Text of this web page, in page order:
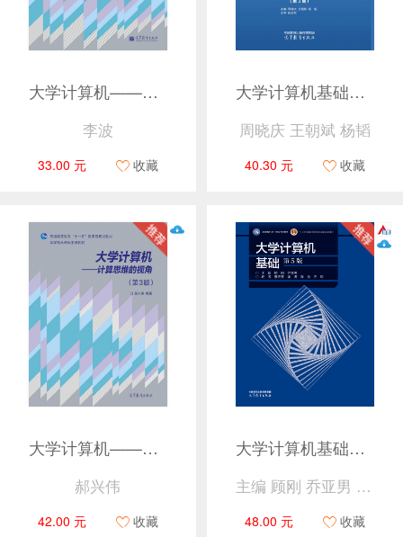
大学计算机——信息、计算与智能
李波
33.00 元 收藏
大学计算机基础（第3版）
周晓庆 王朝斌 杨韬
40.30 元 收藏
大学计算机——计算思维的视角（第3版）
郝兴伟
42.00 元 收藏
大学计算机基础（第5版）
主编 顾刚 乔亚男 编者 贾应智 谢涛 陈龙 齐琪
48.00 元 收藏